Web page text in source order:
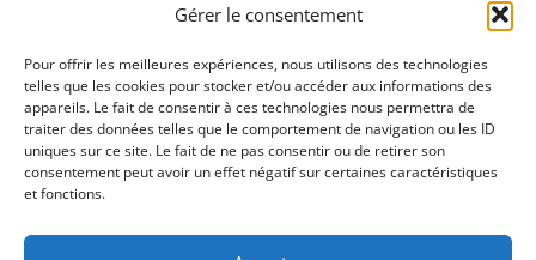
Gérer le consentement
Pour offrir les meilleures expériences, nous utilisons des technologies
telles que les cookies pour stocker et/ou accéder aux informations des
appareils. Le fait de consentir à ces technologies nous permettra de
traiter des données telles que le comportement de navigation ou les ID
uniques sur ce site. Le fait de ne pas consentir ou de retirer son
consentement peut avoir un effet négatif sur certaines caractéristiques
et fonctions.
CONTACT
2 rue Hélène Boucher – 35235 Thorigné-Fouillard
Tel : 33 (0)2.30.07.01.07
Fax : 33 (0)2.30.07.01.08